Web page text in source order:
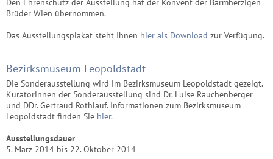
Den Ehrenschutz der Ausstellung hat der Konvent der Barmherzigen
Brüder Wien übernommen.
Das Ausstellungsplakat steht Ihnen hier als Download zur Verfügung.
Bezirksmuseum Leopoldstadt
Die Sonderausstellung wird im Bezirksmuseum Leopoldstadt gezeigt.
Kuratorinnen der Sonderausstellung sind Dr. Luise Rauchenberger
und DDr. Gertraud Rothlauf. Informationen zum Bezirksmuseum
Leopoldstadt finden Sie hier.
Ausstellungsdauer
5. März 2014 bis 22. Oktober 2014